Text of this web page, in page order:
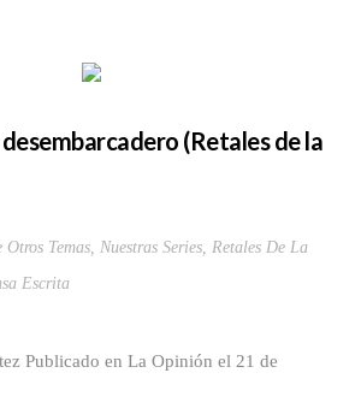
(Retales de la
Temas, Nuestras Series, Retales De La
Escrita
Publicado en La Opinión el 21 de